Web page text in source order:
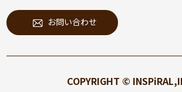
2024年5月
2024年4月 (32)
2024年2月(31)
2024年1月(45)
お問い合わせ
COPYRIGHT ©